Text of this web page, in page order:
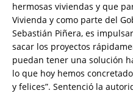
hermosas viviendas y que
Vivienda y como parte del
Sebastián Piñera, es
sacar los proyectos
puedan tener una solución
lo que hoy hemos
y felices”. Sentenció la